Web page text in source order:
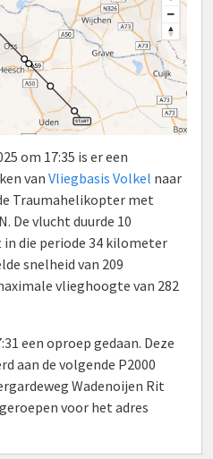
om 17:35 is er een
van Vliegbasis Volkel naar
Traumahelikopter met
De vlucht duurde 10
die periode 34 kilometer
snelheid van 209
vlieghoogte van 282
een oproep gedaan. Deze
aan de volgende P2000
Wadenoijen Rit
voor het adres